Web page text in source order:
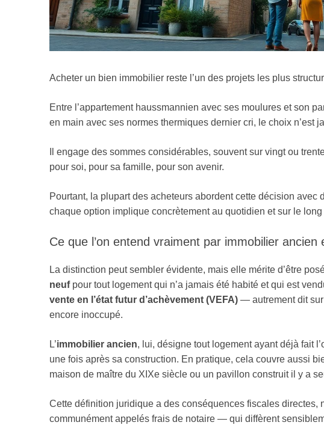
Acheter un bien immobilier reste l’un des projets les plus
Entre l’appartement haussmannien avec ses moulures et son
en main avec ses normes thermiques dernier cri, le choix n’est
Il engage des sommes considérables, souvent sur vingt ou
pour soi, pour sa famille, pour son avenir.
Pourtant, la plupart des acheteurs abordent cette décision
chaque option implique concrètement au quotidien et sur le long
Ce que l’on entend vraiment par immobilier ancien
La distinction peut sembler évidente, mais elle mérite d’être
neufpour tout logement qui n’a jamais été habité et qui est
vente en l’état futur d’achèvement (VEFA) — autrement dit
encore inoccupé.
L’immobilier ancien, lui, désigne tout logement ayant déjà fait
une fois après sa construction. En pratique, cela couvre aussi
maison de maître du XIXe siècle ou un pavillon construit il y a
Cette définition juridique a des conséquences fiscales directes,
communément appelés frais de notaire — qui diffèrent